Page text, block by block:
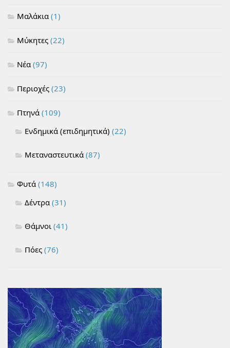
Μαλάκια (1)
Μύκητες (22)
Νέα (97)
Περιοχές (23)
Πτηνά (109)
Ενδημικά (επιδημητικά) (22)
Μεταναστευτικά (87)
Φυτά (148)
Δέντρα (31)
Θάμνοι (41)
Πόες (76)